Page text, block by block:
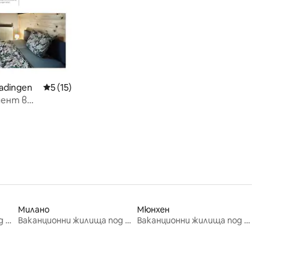
Средна оценка: 5 от 5, 15 отзива
5 (15)
в
Ваканционни жилища под наем
Милано
Ваканционни жилища под наем
Мюнхен
Ваканционни жилища под наем